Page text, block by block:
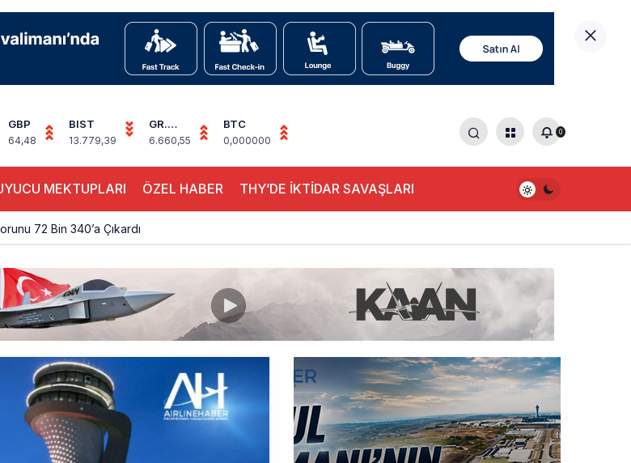
GBP
64,48
BIST
13.779,39
GR.
ALTIN
6.660,55
BTC
0,000000
0
MEKTUPLARI ÖZEL HABER THY’DE İKTİDAR SAVAŞLARI
72 Bin 340’a Çıkardı
the Future Finalisti Oldu
Satılıyor
ve Yer Hizmeti Çalışanları Gazeteci Olmaya Çalışıyor!
FAM Trip
Türkiye Rotası
204 yeni sipariş